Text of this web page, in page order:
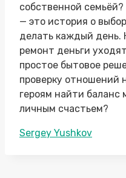
собственной
— это история о
делать каждый день.
ремонт деньги
простое бытовое
проверку отношений
героям найти баланс
личным счастьем?
Метки
Sergey Yushkov